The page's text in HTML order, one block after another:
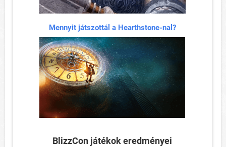
Mennyit játszottál a Hearthstone-nal?
BlizzCon játékok eredményei